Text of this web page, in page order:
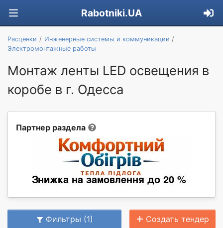
Rabotniki.UA
Расценки
Инженерные системы и коммуникации
Электромонтажные работы
Монтаж ленты LED освещения в
коробе в г. Одесса
Партнер раздела
Фильтры (1) Создать тендер